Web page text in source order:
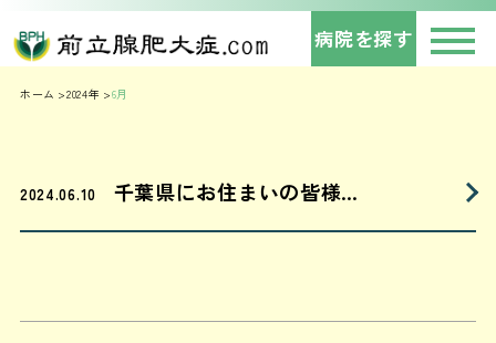
病院を探す
ホーム 2024年 6月
2024.06.10 千葉県にお住まいの皆様…